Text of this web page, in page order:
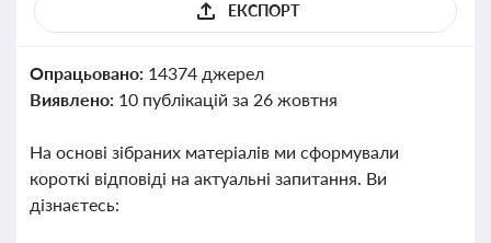
ЕКСПОРТ
Опрацьовано: 14374 джерел
Виявлено: 10 публікацій за 26 жовтня
На основі зібраних матеріалів ми сформували
короткі відповіді на актуальні запитання. Ви
дізнаєтесь: